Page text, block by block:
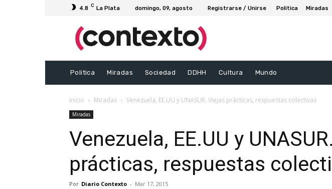
4.8 C La Plata domingo, 09, agosto Registrarse / Unirse Politica Miradas
Politica Miradas Sociedad DDHH Cultura Mundo
Inicio Miradas Venezuela, EE.UU y UNASUR. Viejas prácticas, respuestas colectivas
Miradas
Venezuela, EE.UU y
prácticas, respuestas
Por Diario Contexto - Mar 17, 2015